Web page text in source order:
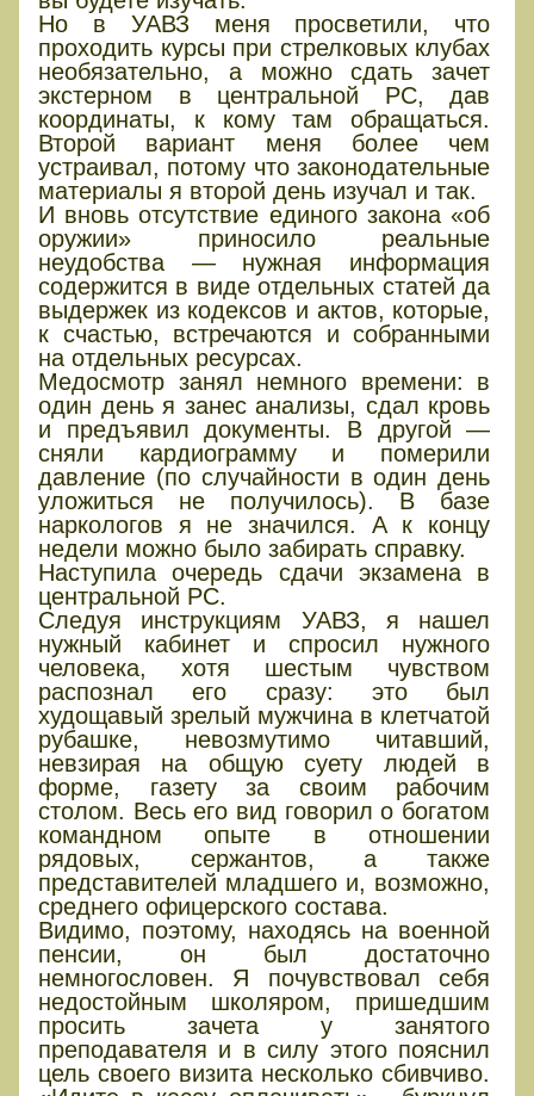
Но в УАВЗ меня просветили, что
проходить курсы при стрелковых клубах
необязательно, а можно сдать зачет
экстерном в центральной РС, дав
координаты, к кому там обращаться.
Второй вариант меня более чем
устраивал, потому что законодательные
материалы я второй день изучал и так.
И вновь отсутствие единого закона «об
оружии» приносило реальные
неудобства — нужная информация
содержится в виде отдельных статей да
выдержек из кодексов и актов, которые,
к счастью, встречаются и собранными
на отдельных ресурсах.
Медосмотр занял немного времени: в
один день я занес анализы, сдал кровь
и предъявил документы. В другой —
сняли кардиограмму и померили
давление (по случайности в один день
уложиться не получилось). В базе
наркологов я не значился. А к концу
недели можно было забирать справку.
Наступила очередь сдачи экзамена в
центральной РС.
Следуя инструкциям УАВЗ, я нашел
нужный кабинет и спросил нужного
человека, хотя шестым чувством
распознал его сразу: это был
худощавый зрелый мужчина в клетчатой
рубашке, невозмутимо читавший,
невзирая на общую суету людей в
форме, газету за своим рабочим
столом. Весь его вид говорил о богатом
командном опыте в отношении
рядовых, сержантов, а также
представителей младшего и, возможно,
среднего офицерского состава.
Видимо, поэтому, находясь на военной
пенсии, он был достаточно
немногословен. Я почувствовал себя
недостойным школяром, пришедшим
просить зачета у занятого
преподавателя и в силу этого пояснил
цель своего визита несколько сбивчиво.